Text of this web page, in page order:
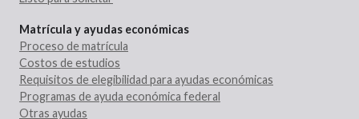
Matrícula y ayudas económicas
Proceso de matrícula
Costos de estudios
Requisitos de elegibilidad para ayudas económicas
Programas de ayuda económica federal
Otras ayudas